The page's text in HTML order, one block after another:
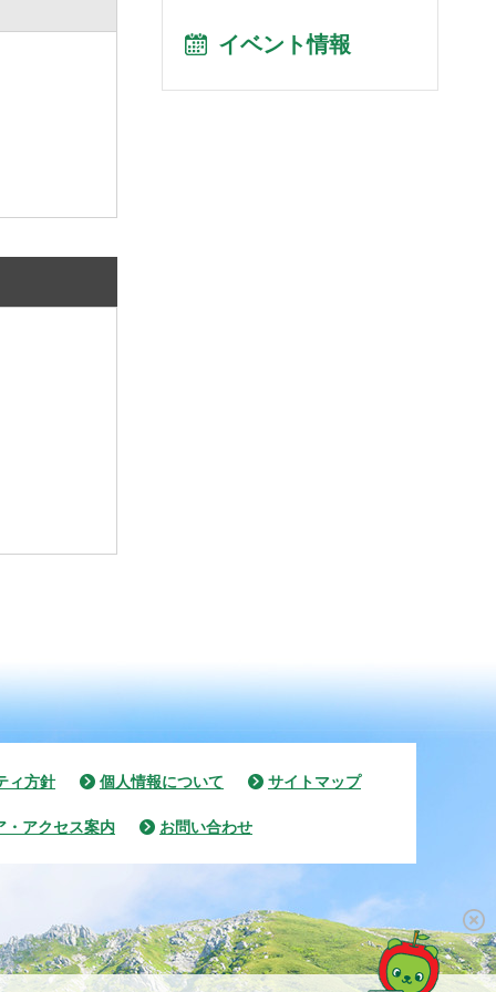
イベント情報
ィ方針 個人情報について サイトマップ
・アクセス案内 お問い合わせ